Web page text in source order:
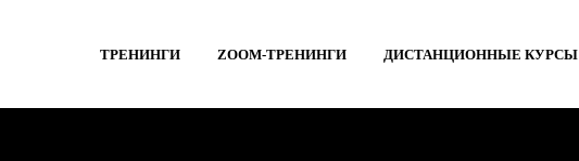
ТРЕНИНГИ ZOOM-ТРЕНИНГИ ДИСТАНЦИОННЫЕ КУРСЫ